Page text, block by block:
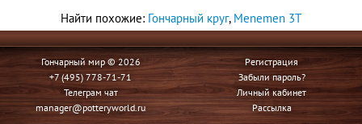
Найти похожие: Гончарный круг, Menemen 3T
Гончарный мир © 2026
+7 (495) 778-71-71
Телеграм чат
manager@potteryworld.ru
Регистрация
Забыли пароль?
Личный кабинет
Рассылка